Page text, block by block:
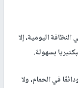
اليومية، إلا
بسهولة.
في الحمام، ولا